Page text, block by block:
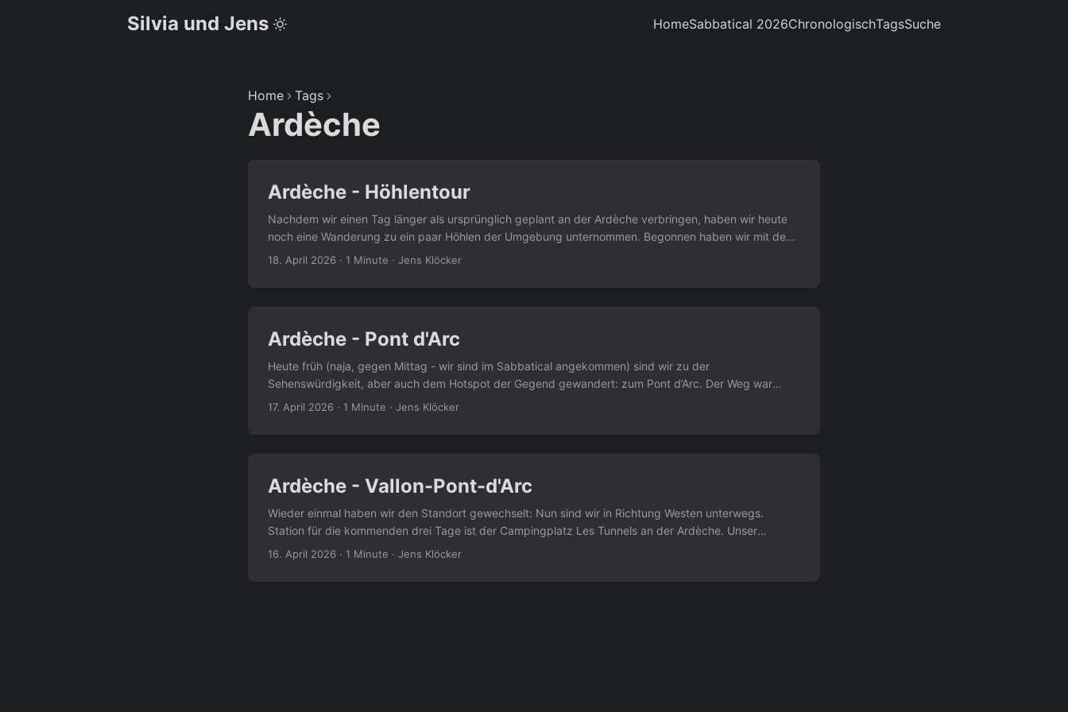
Silvia und Jens HomeSabbatical 2026ChronologischTagsSuche
Home Tags
Ardèche
Ardèche - Höhlentour
Nachdem wir einen Tag länger als ursprünglich geplant an der Ardèche verbringen, haben wir heute
noch eine Wanderung zu ein paar Höhlen der Umgebung unternommen. Begonnen haben wir mit dem
westlichen Eingang zur Grotte du Déroc, welcher aber nur durch einen Kriechgang zugänglich war.
haben wir dann letztlich aus Gründen der Sicherheit irgendwann abgebrochen und sind umgekehrt. ...
18. April 2026 · 1 Minute · Jens Klöcker
Ardèche - Pont d'Arc
Heute früh (naja, gegen Mittag - wir sind im Sabbatical angekommen) sind wir zu der
Sehenswürdigkeit, aber auch dem Hotspot der Gegend gewandert: zum Pont d’Arc. Der Weg war
steinig und mühsam, und wir haben es uns nicht nehmen lassen, noch einen Blick in zwei
17. April 2026 · 1 Minute · Jens Klöcker
Ardèche - Vallon-Pont-d'Arc
Wieder einmal haben wir den Standort gewechselt: Nun sind wir in Richtung Westen unterwegs.
Station für die kommenden drei Tage ist der Campingplatz Les Tunnels an der Ardèche. Unser
Stellplatz liegt direkt am Fluss - traumhaft. Gegen Abend sind wir noch die 3,5km vom Campingplatz
16. April 2026 · 1 Minute · Jens Klöcker